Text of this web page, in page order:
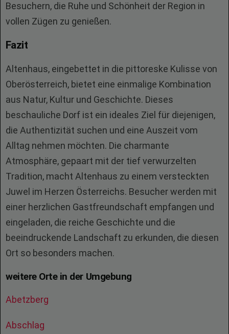
Besuchern, die Ruhe und Schönheit der Region in
vollen Zügen zu genießen.
Fazit
Altenhaus, eingebettet in die pittoreske Kulisse von
Oberösterreich, bietet eine einmalige Kombination
aus Natur, Kultur und Geschichte. Dieses
beschauliche Dorf ist ein ideales Ziel für diejenigen,
die Authentizität suchen und eine Auszeit vom
Alltag nehmen möchten. Die charmante
Atmosphäre, gepaart mit der tief verwurzelten
Tradition, macht Altenhaus zu einem versteckten
Juwel im Herzen Österreichs. Besucher werden mit
einer herzlichen Gastfreundschaft empfangen und
eingeladen, die reiche Geschichte und die
beeindruckende Landschaft zu erkunden, die diesen
Ort so besonders machen.
weitere Orte in der Umgebung
Abetzberg
Abschlag